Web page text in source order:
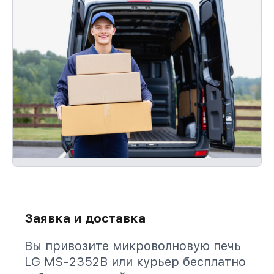
Заявка и доставка
Вы привозите микроволновую печь
LG MS-2352B или курьер бесплатно